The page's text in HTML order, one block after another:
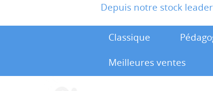
Depuis notre stock
Classique
Meilleures ventes